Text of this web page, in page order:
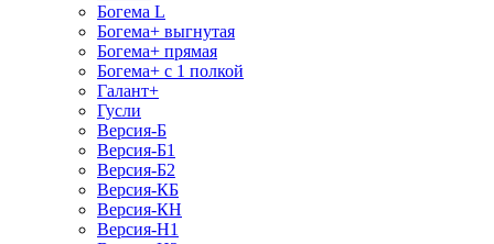
Богема L
Богема+ выгнутая
Богема+ прямая
Богема+ с 1 полкой
Галант+
Гусли
Версия-Б
Версия-Б1
Версия-Б2
Версия-КБ
Версия-КН
Версия-Н1